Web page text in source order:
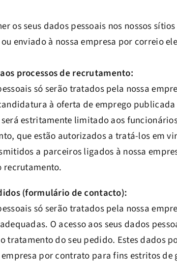
os seus dados pessoais nos nossos
ou enviado à nossa empresa por correio
processos de recrutamento:
só serão tratados pela nossa
à oferta de emprego publicada
estritamente limitado aos
que estão autorizados a tratá-los em
a parceiros ligados à nossa
recrutamento.
(formulário de contacto):
só serão tratados pela nossa
O acesso aos seus dados
tratamento do seu pedido. Estes dados
por contrato para fins estritos de